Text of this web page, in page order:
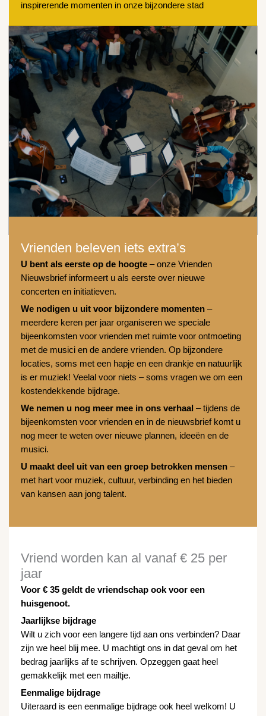
inspirerende momenten in onze bijzondere stad
Vrienden beleven iets extra’s
U bent als eerste op de hoogte – onze Vrienden
Nieuwsbrief informeert u als eerste over nieuwe
concerten en initiatieven.
We nodigen u uit voor bijzondere momenten –
meerdere keren per jaar organiseren we speciale
bijeenkomsten voor vrienden met ruimte voor ontmoeting
met de musici en de andere vrienden. Op bijzondere
locaties, soms met een hapje en een drankje en natuurlijk
is er muziek! Veelal voor niets – soms vragen we om een
kostendekkende bijdrage.
We nemen u nog meer mee in ons verhaal – tijdens de
bijeenkomsten voor vrienden en in de nieuwsbrief komt u
nog meer te weten over nieuwe plannen, ideeën en de
musici.
U maakt deel uit van een groep betrokken mensen –
met hart voor muziek, cultuur, verbinding en het bieden
van kansen aan jong talent.
Vriend worden kan al vanaf € 25 per
jaar
Voor € 35 geldt de vriendschap ook voor een
huisgenoot.
Jaarlijkse bijdrage
Wilt u zich voor een langere tijd aan ons verbinden? Daar
zijn we heel blij mee. U machtigt ons in dat geval om het
bedrag jaarlijks af te schrijven. Opzeggen gaat heel
gemakkelijk met een mailtje.
Eenmalige bijdrage
Uiteraard is een eenmalige bijdrage ook heel welkom! U